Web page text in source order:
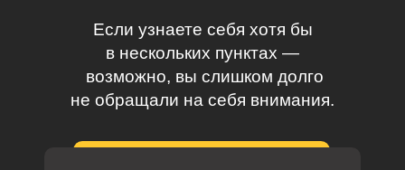
Если узнаете себя хотя бы
в нескольких пунктах —
возможно, вы слишком долго
не обращали на себя внимания.